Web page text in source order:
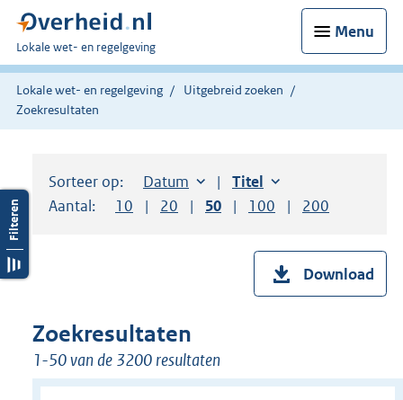
Menu
U
bent
hier:
Lokale wet- en regelgeving
Lokale wet- en regelgeving
Uitgebreid zoeken
Zoekresultaten
Sorteer op: Sorteer op:
Datum aflopendSorteer op:
Titel oplopend
Aantal:
Toon
10 resultaten per pagina
Toon
20 resultaten per pagina
Toon
50 resultaten per pagina
Toon
100 resultaten per
Toon
200
Download
Zoekresultaten
1-50 van de 3200 resultaten